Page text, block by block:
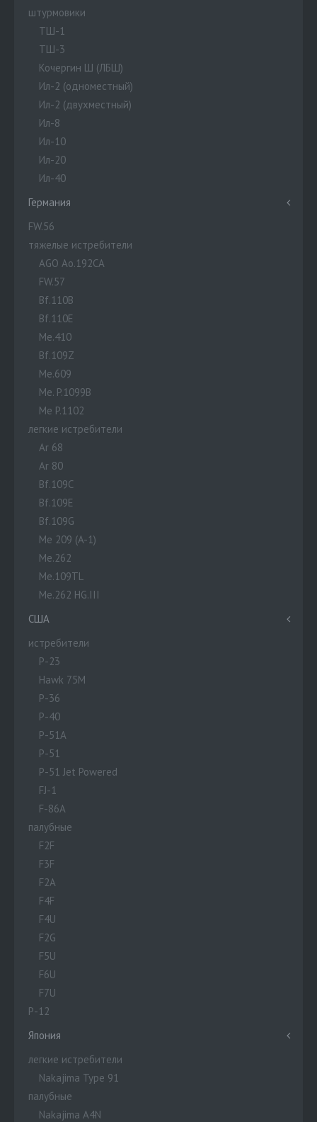
штурмовики
ТШ-1
ТШ-3
Кочергин Ш (ЛБШ)
Ил-2 (одноместный)
Ил-2 (двухместный)
Ил-8
Ил-10
Ил-20
Ил-40
Германия
FW.56
тяжелые истребители
AGO Ao.192CA
FW.57
Bf.110B
Bf.110E
Me.410
Bf.109Z
Me.609
Me. P.1099B
Me P.1102
легкие истребители
Ar 68
Ar 80
Bf.109C
Bf.109E
Bf.109G
Me 209 (A-1)
Me.262
Me.109TL
Me.262 HG.III
США
истребители
P-23
Hawk 75M
P-36
P-40
P-51A
P-51
P-51 Jet Powered
FJ-1
F-86A
палубные
F2F
F3F
F2A
F4F
F4U
F2G
F5U
F6U
F7U
P-12
Япония
легкие истребители
Nakajima Type 91
палубные
Nakajima A4N